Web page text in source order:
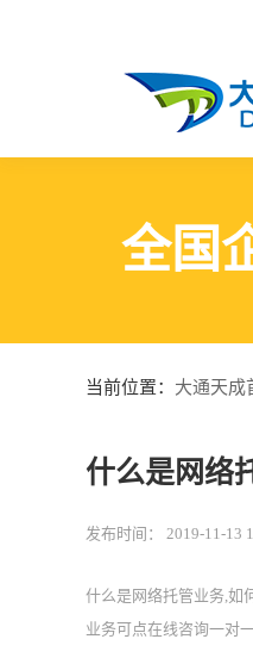
全国
当前位置： 大通天成
什么是网络
发布时间： 2019-11-13
什么是网络托管业务,如
业务可点在线咨询一对